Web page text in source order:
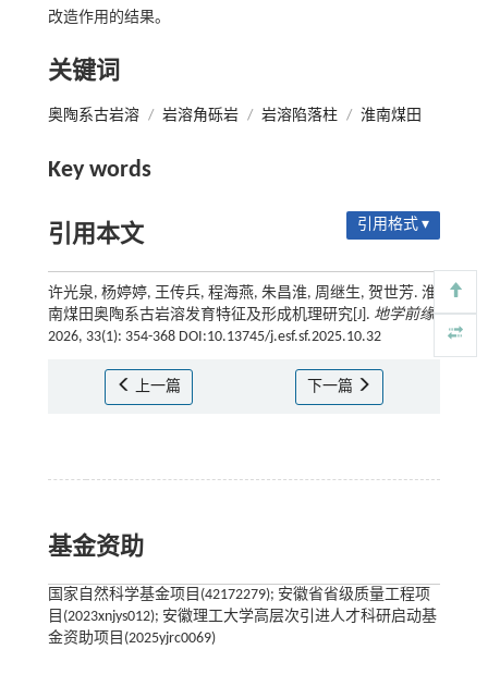
改造作用的结果。
关键词
奥陶系古岩溶 / 岩溶角砾岩 / 岩溶陷落柱 / 淮南煤田
Key words
引用本文 引用格式 ▾
许光泉, 杨婷婷, 王传兵, 程海燕, 朱昌淮, 周继生, 贺世芳. 淮
南煤田奥陶系古岩溶发育特征及形成机理研究[J]. 地学前缘,
2026, 33(1): 354-368 DOI:10.13745/j.esf.sf.2025.10.32
上一篇 下一篇
基金资助
国家自然科学基金项目(42172279); 安徽省省级质量工程项
目(2023xnjys012); 安徽理工大学高层次引进人才科研启动基
金资助项目(2025yjrc0069)